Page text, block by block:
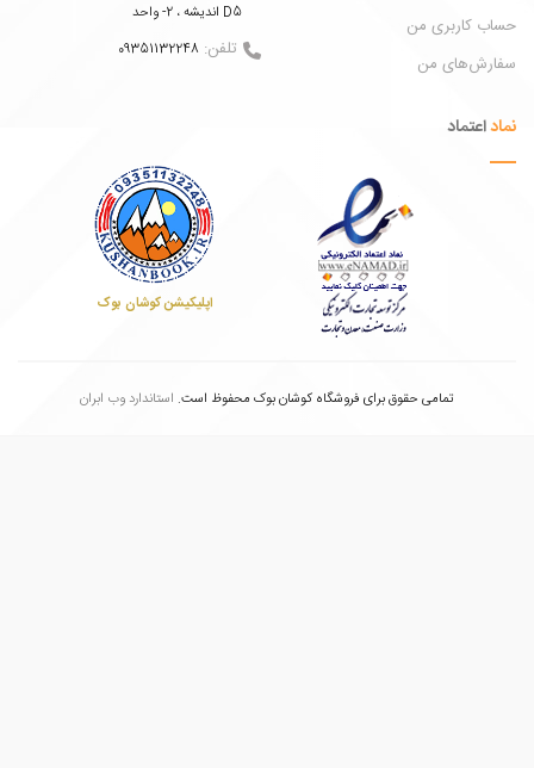
کاربری من
من
تلفن:09351132248
اپلیکیشن کوشان بوک
تمامی حقوق برای فروشگاه کوشان بوک محفوظ است.استاندارد وب ابران